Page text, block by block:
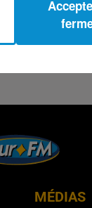
MÉDIAS